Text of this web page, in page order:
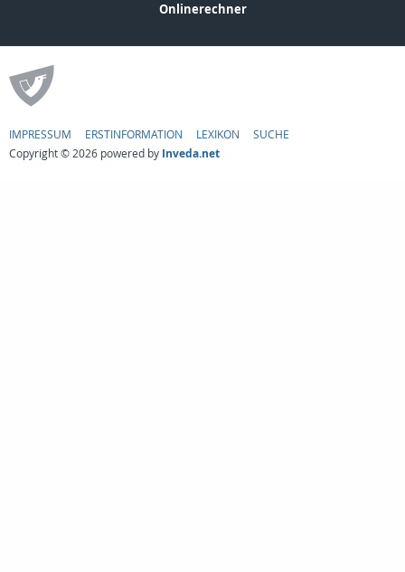
Onlinerechner
IMPRESSUM ERSTINFORMATION LEXIKON
SUCHE
Copyright © 2026 powered by Inveda.net